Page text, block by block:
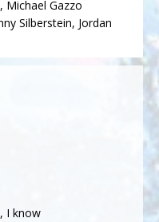
Michael Gazzo
Silberstein, Jordan
I know